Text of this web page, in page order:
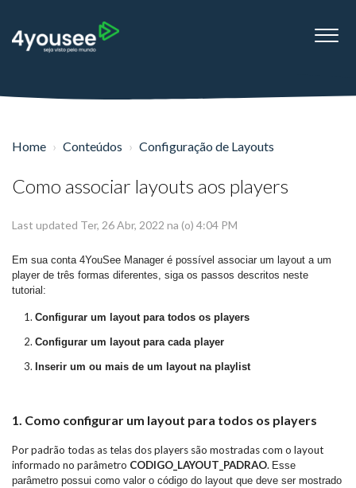
Home Conteúdos Configuração de Layouts
Como associar layouts aos players
Last updated Ter, 26 Abr, 2022 na (o) 4:04 PM
Em sua conta 4YouSee Manager é possível associar um layout a um
player de três formas diferentes, siga os passos descritos neste
tutorial:
Configurar um layout para todos os players
Configurar um layout para cada player
Inserir um ou mais de um layout na playlist
1. Como configurar um layout para todos os players
Por padrão todas as telas dos players são mostradas com o layout
informado no parâmetro CODIGO_LAYOUT_PADRAO. Esse
parâmetro possui como valor o código do layout que deve ser mostrado